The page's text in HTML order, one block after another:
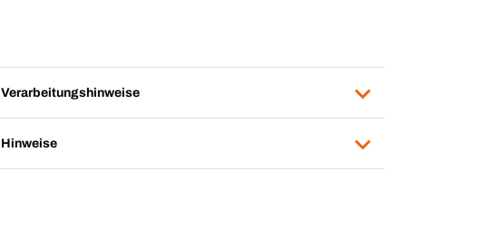
Verarbeitungshinweise
Hinweise